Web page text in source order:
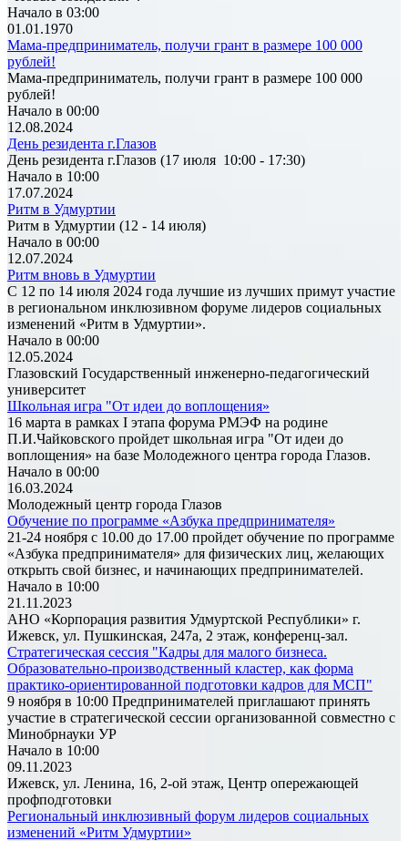
Начало в 03:00
01.01.1970
Мама-предприниматель, получи грант в размере 100 000
рублей!
Мама-предприниматель, получи грант в размере 100 000
рублей!
Начало в 00:00
12.08.2024
День резидента г.Глазов
День резидента г.Глазов (17 июля 10:00 - 17:30)
Начало в 10:00
17.07.2024
Ритм в Удмуртии
Ритм в Удмуртии (12 - 14 июля)
Начало в 00:00
12.07.2024
Ритм вновь в Удмуртии
С 12 по 14 июля 2024 года лучшие из лучших примут участие
в региональном инклюзивном форуме лидеров социальных
изменений «Ритм в Удмуртии».
Начало в 00:00
12.05.2024
Глазовский Государственный инженерно-педагогический
университет
Школьная игра "От идеи до воплощения»
16 марта в рамках I этапа форума РМЭФ на родине
П.И.Чайковского пройдет школьная игра "От идеи до
воплощения» на базе Молодежного центра города Глазов.
Начало в 00:00
16.03.2024
Молодежный центр города Глазов
Обучение по программе «Азбука предпринимателя»
21-24 ноября с 10.00 до 17.00 пройдет обучение по программе
«Азбука предпринимателя» для физических лиц, желающих
открыть свой бизнес, и начинающих предпринимателей.
Начало в 10:00
21.11.2023
АНО «Корпорация развития Удмуртской Республики» г.
Ижевск, ул. Пушкинская, 247а, 2 этаж, конференц-зал.
Стратегическая сессия "Кадры для малого бизнеса.
Образовательно-производственный кластер, как форма
практико-ориентированной подготовки кадров для МСП"
9 ноября в 10:00 Предпринимателей приглашают принять
участие в стратегической сессии организованной совместно с
Минобрнауки УР
Начало в 10:00
09.11.2023
Ижевск, ул. Ленина, 16, 2-ой этаж, Центр опережающей
профподготовки
Региональный инклюзивный форум лидеров социальных
изменений «Ритм Удмуртии»